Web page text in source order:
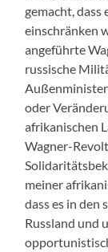
gemacht, dass
einschränken
angeführte
russische
oder
afrikanischen
Wagner-
meiner
dass es in den
Russland und